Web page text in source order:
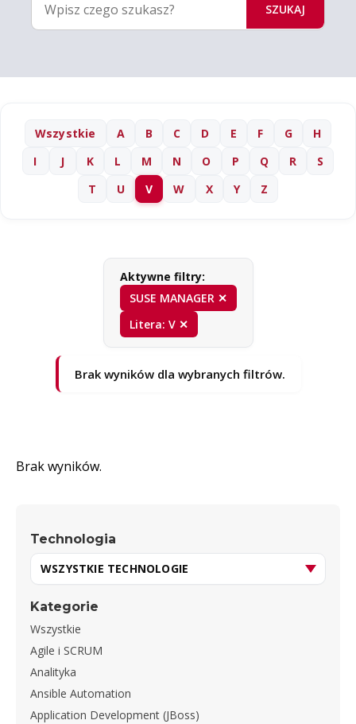
SZUKAJ
Wszystkie A B C D E F G
H
I
J K L M N O P Q R
S
T
U V W X Y Z
Aktywne filtry:
SUSE MANAGER ✕
Litera: V ✕
Brak wyników dla wybranych filtrów.
Brak wyników.
Technologia
Kategorie
Wszystkie
Agile i SCRUM
Analityka
Ansible Automation
Application Development (JBoss)